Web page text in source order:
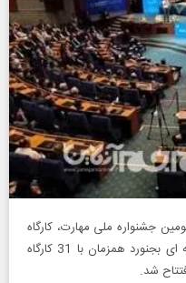
جشنواره ملی مهارت، کارگاه
هوش مصنوعی مرکز آموزش فنی و حرفه ای بجنورد همزمان با 31 کارگاه
شد.